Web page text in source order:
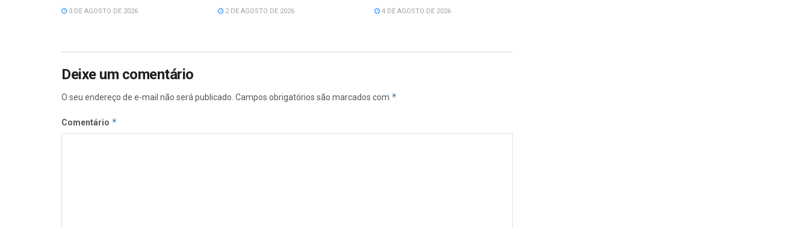
3 DE AGOSTO DE 2026 2 DE AGOSTO DE 2026 4 DE AGOSTO DE 2026
Deixe um comentário
O seu endereço de e-mail não será publicado. Campos obrigatórios são marcados com *
Comentário *